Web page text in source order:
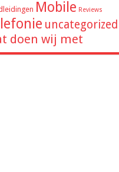
Mobile Reviews
uncategorized
doen wij met